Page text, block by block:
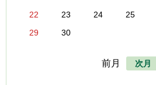
22 23 24 25
29
30
前月 次月